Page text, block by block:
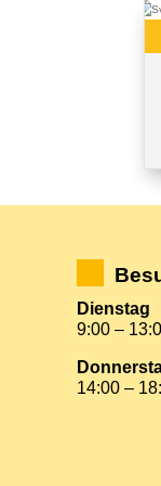
Dienstag
9:00 –
14:00 –